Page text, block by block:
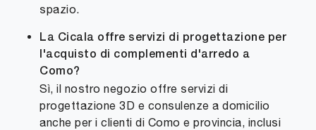
spazio.
La Cicala offre servizi di progettazione per
l'acquisto di complementi d'arredo a
Como?
Sì, il nostro negozio offre servizi di
progettazione 3D e consulenze a domicilio
anche per i clienti di Como e provincia, inclusi